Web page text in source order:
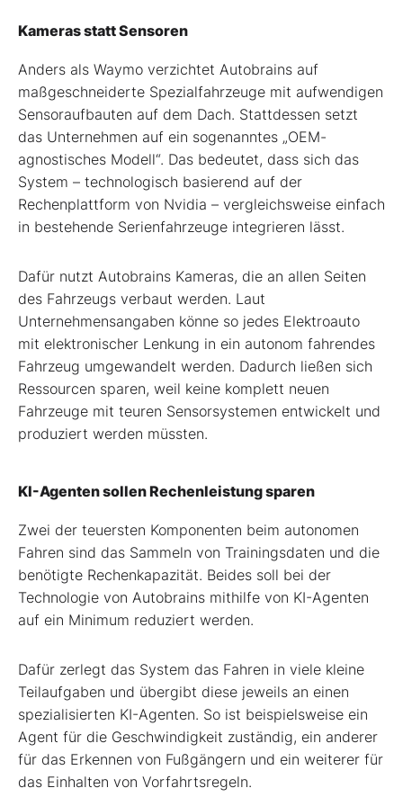
Kameras statt Sensoren
Anders als Waymo verzichtet Autobrains auf
maßgeschneiderte Spezialfahrzeuge mit aufwendigen
Sensoraufbauten auf dem Dach. Stattdessen setzt
das Unternehmen auf ein sogenanntes „OEM-
agnostisches Modell“. Das bedeutet, dass sich das
System – technologisch basierend auf der
Rechenplattform von Nvidia – vergleichsweise einfach
in bestehende Serienfahrzeuge integrieren lässt.
Dafür nutzt Autobrains Kameras, die an allen Seiten
des Fahrzeugs verbaut werden. Laut
Unternehmensangaben könne so jedes Elektroauto
mit elektronischer Lenkung in ein autonom fahrendes
Fahrzeug umgewandelt werden. Dadurch ließen sich
Ressourcen sparen, weil keine komplett neuen
Fahrzeuge mit teuren Sensorsystemen entwickelt und
produziert werden müssten.
KI-Agenten sollen Rechenleistung sparen
Zwei der teuersten Komponenten beim autonomen
Fahren sind das Sammeln von Trainingsdaten und die
benötigte Rechenkapazität. Beides soll bei der
Technologie von Autobrains mithilfe von KI-Agenten
auf ein Minimum reduziert werden.
Dafür zerlegt das System das Fahren in viele kleine
Teilaufgaben und übergibt diese jeweils an einen
spezialisierten KI-Agenten. So ist beispielsweise ein
Agent für die Geschwindigkeit zuständig, ein anderer
für das Erkennen von Fußgängern und ein weiterer für
das Einhalten von Vorfahrtsregeln.